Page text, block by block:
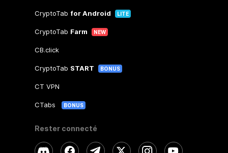
CryptoTab for Android LITE
CryptoTab Farm NEW
CB.click
CryptoTab START BONUS
CT VPN
CTabs BONUS
Rester connecté